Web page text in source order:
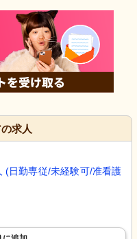
求人
(日勤専従/未経験可/准看護